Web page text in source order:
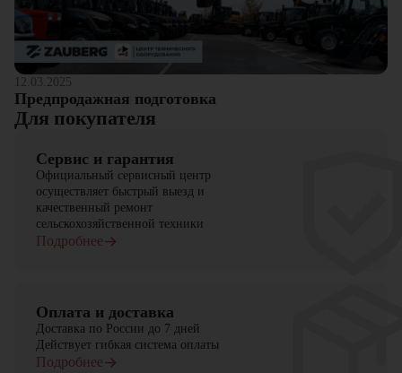
12.03.2025
Предпродажная подготовка
Для покупателя
Сервис и гарантия
Официальный сервисный центр
осуществляет быстрый выезд и
качественный ремонт
сельскохозяйственной техники
Подробнее
Оплата и доставка
Доставка по России до 7 дней
Действует гибкая система оплаты
Подробнее